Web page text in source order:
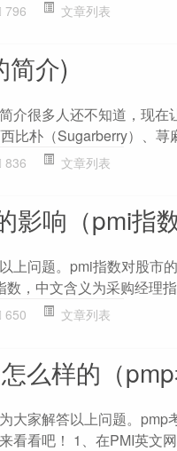
796 文章列表
简介)
介很多人还不知道，现
比朴（Sugarberry）、荨
836 文章列表
响（pmi指数
上问题。pmi指数对股市
，中文含义为采购经理
650 文章列表
么样的（pmp
大家解答以上问题。pmp
看看吧！ 1、在PMI英文